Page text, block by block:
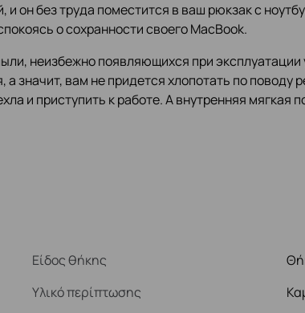
он без труда поместится в ваш рюкзак с
о сохранности своего MacBook.
неизбежно появляющихся при
а значит, вам не придется хлопотать по
и приступить к работе. А внутренняя мягкая
Είδος θήκης
Υλικό περίπτωσης